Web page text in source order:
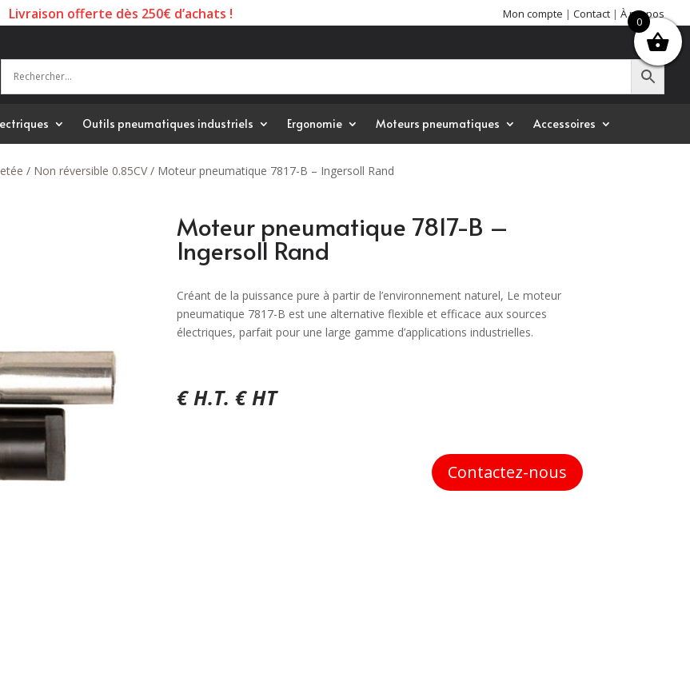
Livraison offerte dès 250€ d’achats ! Mon compte | Contact| À propos
Outils pneumatiques industriels Ergonomie Moteurs pneumatiques Accessoires
/ Non réversible 0.85CV/ Moteur pneumatique 7817-B – Ingersoll Rand
Moteur pneumatique 7817-B –
Ingersoll Rand
Créant de la puissance pure à partir de l’environnement naturel, Le moteur
pneumatique 7817-B est une alternative flexible et efficace aux sources
électriques, parfait pour une large gamme d’applications industrielles.
€ H.T. € HT
Contactez-nous
0